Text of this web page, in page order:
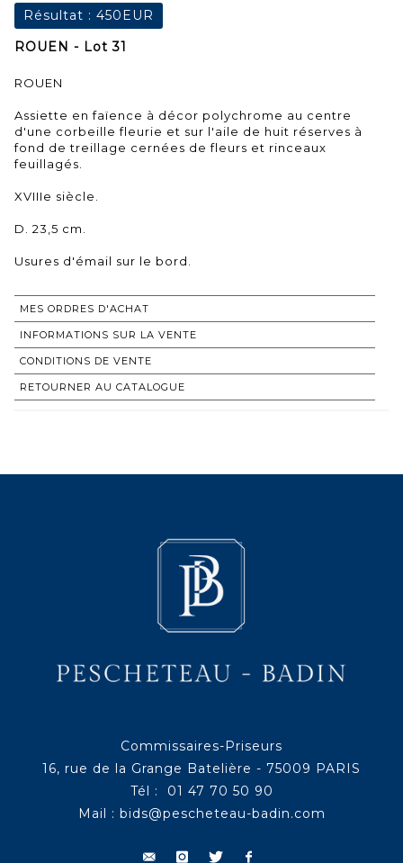
Résultat : 450EUR
ROUEN - Lot 31
ROUEN
Assiette en faïence à décor polychrome au centre
d'une corbeille fleurie et sur l'aile de huit réserves à
fond de treillage cernées de fleurs et rinceaux
feuillagés.
XVIIIe siècle.
D. 23,5 cm.
Usures d'émail sur le bord.
MES ORDRES D'ACHAT
INFORMATIONS SUR LA VENTE
CONDITIONS DE VENTE
RETOURNER AU CATALOGUE
Commissaires-Priseurs
16, rue de la Grange Batelière - 75009 PARIS
Tél : 01 47 70 50 90
Mail : bids@pescheteau-badin.com